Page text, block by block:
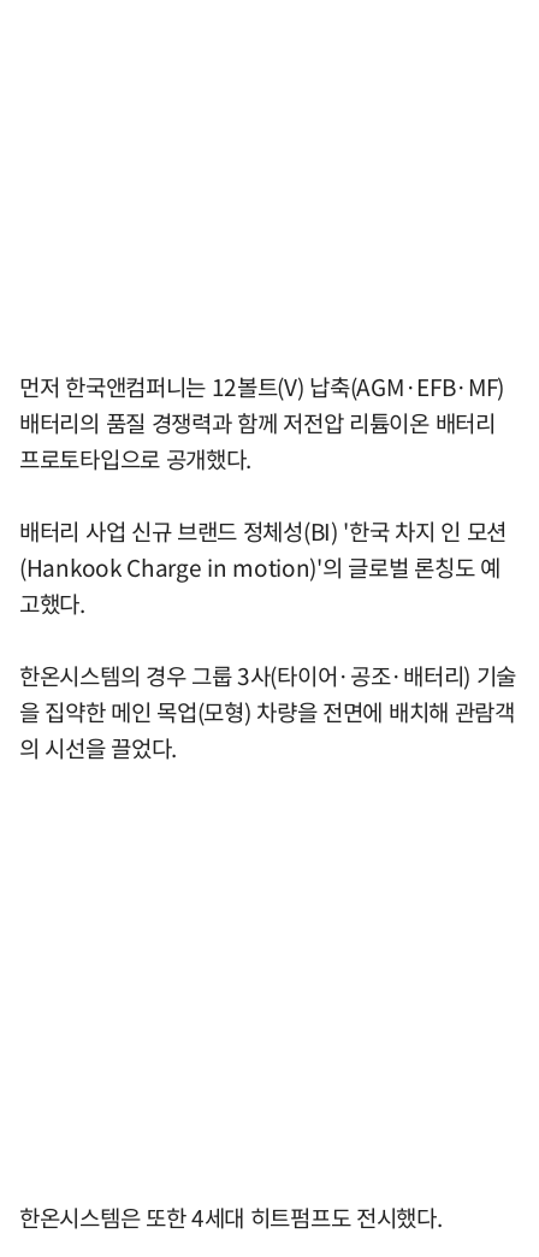
먼저 한국앤컴퍼니는 12볼트(V) 납축(AGM·EFB·MF)
배터리의 품질 경쟁력과 함께 저전압 리튬이온 배터리
프로토타입으로 공개했다.
배터리 사업 신규 브랜드 정체성(BI) '한국 차지 인 모션
(Hankook Charge in motion)'의 글로벌 론칭도 예
고했다.
한온시스템의 경우 그룹 3사(타이어·공조·배터리) 기술
을 집약한 메인 목업(모형) 차량을 전면에 배치해 관람객
의 시선을 끌었다.
한온시스템은 또한 4세대 히트펌프도 전시했다.